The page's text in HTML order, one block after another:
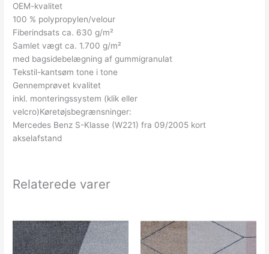
OEM-kvalitet
100 % polypropylen/velour
Fiberindsats ca. 630 g/m²
Samlet vægt ca. 1.700 g/m²
med bagsidebelægning af gummigranulat
Tekstil-kantsøm tone i tone
Gennemprøvet kvalitet
inkl. monteringssystem (klik eller
velcro)Køretøjsbegrænsninger:
Mercedes Benz S-Klasse (W221) fra 09/2005 kort
akselafstand
Relaterede varer